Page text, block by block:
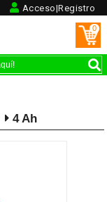
Acceso|Registro
0
4 Ah